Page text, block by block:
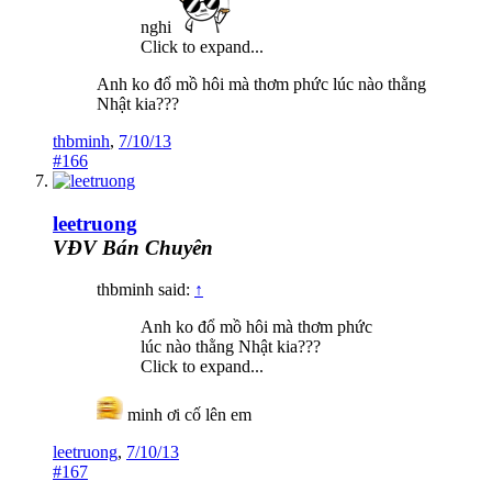
nghi
Click to expand...
Anh ko đổ mồ hôi mà thơm phức lúc nào thằng
Nhật kia???
thbminh, 7/10/13
#166
leetruong
VĐV Bán Chuyên
thbminh said: ↑
Anh ko đổ mồ hôi mà thơm phức
lúc nào thằng Nhật kia???
Click to expand...
minh ơi cố lên em
leetruong, 7/10/13
#167